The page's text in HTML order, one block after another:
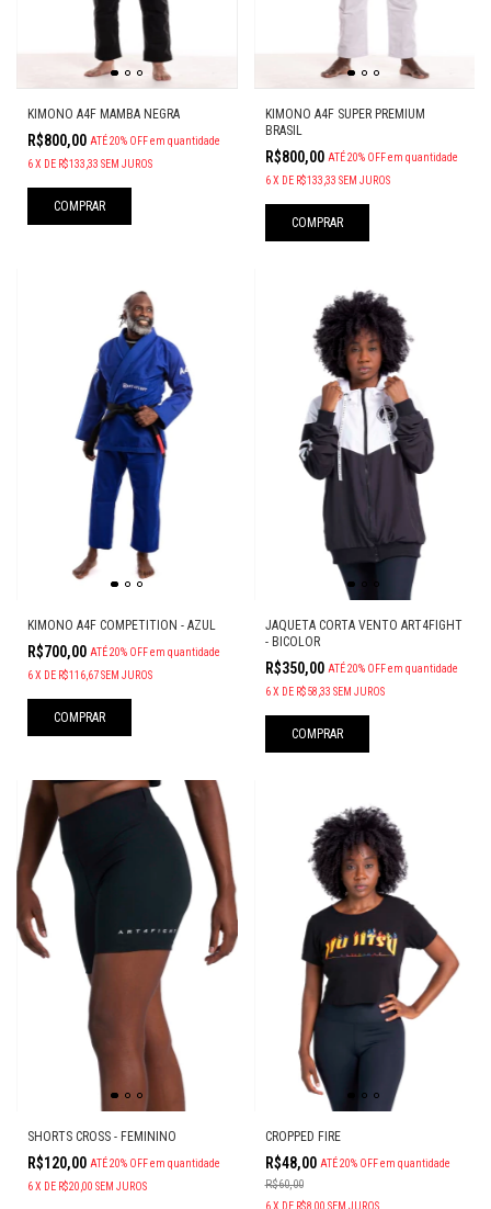
KIMONO A4F MAMBA NEGRA
R$800,00 ATÉ 20% OFFem quantidade
6X DE R$133,33 SEM JUROS
COMPRAR
KIMONO A4F SUPER PREMIUM
BRASIL
R$800,00 ATÉ 20% OFF em quantidade
6 X DE R$133,33 SEM JUROS
COMPRAR
KIMONO A4F COMPETITION - AZUL
R$700,00 ATÉ 20% OFFem quantidade
6X DE R$116,67SEM JUROS
COMPRAR
JAQUETA CORTA VENTO ART4FIGHT
- BICOLOR
R$350,00 ATÉ 20% OFF em quantidade
6 X DE R$58,33 SEM JUROS
COMPRAR
SHORTS CROSS - FEMININO
R$120,00 ATÉ 20% OFFem quantidade
6X DE R$20,00 SEM JUROS
CROPPED FIRE
R$48,00 ATÉ 20% OFF em quantidade
R$60,00
6 X DE R$8,00 SEM JUROS